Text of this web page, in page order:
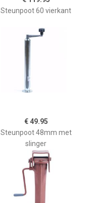
Steunpoot 60 vierkant
€ 49.95
Steunpoot 48mm met
slinger